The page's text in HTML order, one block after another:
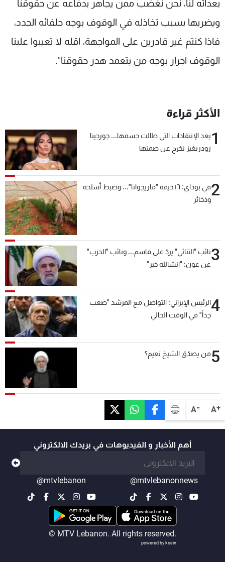
A+
A-
بعدائه لنا، نحن نغضب ممن يجاهر بدفاعه عن حقوقنا
ويضربها بسبب تخاذله في الوقوف بوجه حلفائه الجدد،
فاذا كنتم غير قادرين على المواجهة، اقله لا تعيبوا علينا
الوقوف احرار بوجه من يتعمد هدر حقوقنا".
الأكثر قراءة
1بعد الإنتقادات التي طالت جسمها... جورجينا
رودريغيز تخرج عن صمتها
2
في بوداي: ١٦ خيمة "ماريجوانا"... وضبط أسلحة
وذخائر
3نائب "الثنائي" يردّ على قاسم... ونائب "الحزب"
عن عون: "انشالله خير"
4الرئيس الإيراني: التواصل مع المرشد "صعب
جداً" في الوقت الحالي
5من يصدّق الشيخ نعيم؟
أهم الأخبار و الفيديوهات في بريدك الالكتروني
@mtvlebanonnews
@mtvlebanon
© MTV Lebanon. All rights reserved.
powered by koein